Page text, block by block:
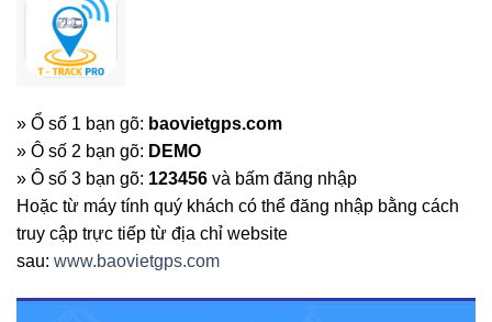
» Ổ số 1 bạn gõ: baovietgps.com
» Ô số 2 bạn gõ: DEMO
» Ô số 3 bạn gõ: 123456 và bấm đăng nhập
Hoặc từ máy tính quý khách có thể đăng nhập bằng cách
truy cập trực tiếp từ địa chỉ website
sau: www.baovietgps.com